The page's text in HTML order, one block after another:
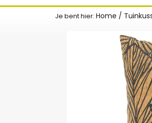
Je bent hier: Home /